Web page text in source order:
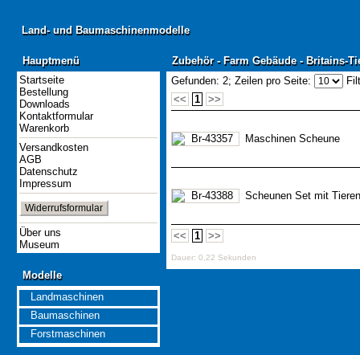
Land- und Baumaschinenmodelle
Land- und Baumaschinenmodelle
Hauptmenü
Hauptmenü
Startseite
Bestellung
Downloads
Kontaktformular
Warenkorb
Versandkosten
AGB
Datenschutz
Impressum
Widerrufsformular
Über uns
Museum
Modelle
Modelle
Landmaschinen
Baumaschinen
Forstmaschinen
Zubehör - Farm Gebäude - Britains-
Zubehör - Farm Gebäude - Britains-
Gefunden: 2; Zeilen pro Seite:
<<
1 >>
Maschinen Scheune
Scheunen Set mit
<< 1 >>
Dauer: 0,22 Sekunden